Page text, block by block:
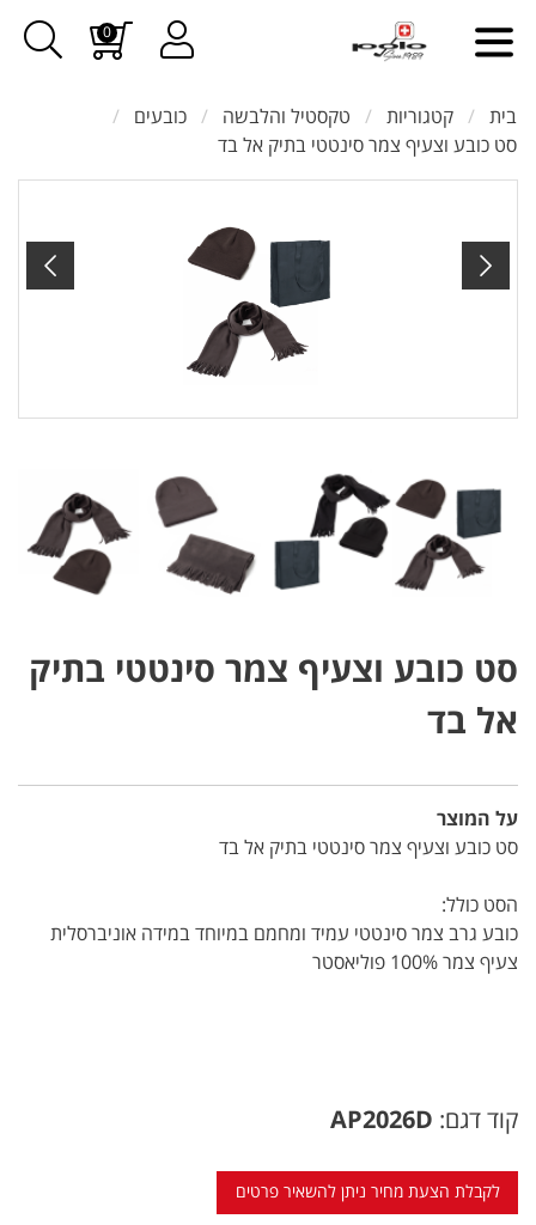
0
בית קטגוריות טקסטיל והלבשה
כובעים
סט כובע וצעיף צמר סינטטי בתיק אל בד
סט כובע וצעיף צמר סינטטי בתיק
אל בד
על המוצר
סט כובע וצעיף צמר סינטטי בתיק אל בד
הסט כולל:
כובע גרב צמר סינטטי עמיד ומחמם במיוחד במידה אוניברסלית
צעיף צמר 100% פוליאסטר
קוד דגם: AP2026D
לקבלת הצעת מחיר ניתן להשאיר פרטים